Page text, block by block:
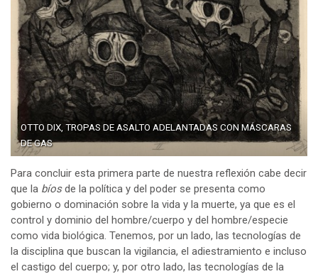
OTTO DIX, TROPAS DE ASALTO ADELANTADAS CON MÁSCARAS
DE GAS
Para concluir esta primera parte de nuestra reflexión cabe decir
que la bíosde la política y del poder se presenta como
gobierno o dominación sobre la vida y la muerte, ya que es el
control y dominio del hombre/cuerpo y del hombre/especie
como vida biológica. Tenemos, por un lado, las tecnologías de
la disciplina que buscan la vigilancia, el adiestramiento e incluso
el castigo del cuerpo; y, por otro lado, las tecnologías de la